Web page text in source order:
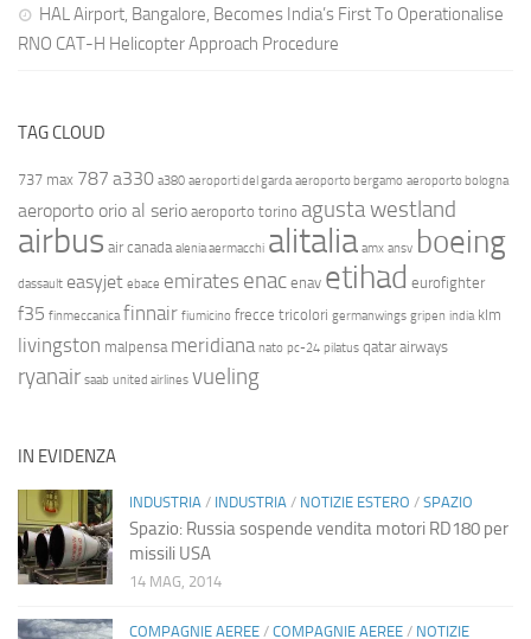
HAL Airport, Bangalore, Becomes India’s First To Operationalise
RNO CAT-H Helicopter Approach Procedure
TAG CLOUD
737 max 787 a330 a380 aeroporti del garda aeroporto bergamo aeroporto bologna
aeroporto orio al serio aeroporto torino agusta westland
airbus air canada alenia aermacchi alitalia amx ansv boeing
dassault easyjet ebace emirates enac enav etihad eurofighter
f35 finmeccanica finnair fiumicino frecce tricolori germanwings gripen india klm
livingston malpensa meridiana nato pc-24 pilatus qatar airways
ryanair saab united airlines vueling
IN EVIDENZA
INDUSTRIA / INDUSTRIA / NOTIZIE ESTERO / SPAZIO
Spazio: Russia sospende vendita motori RD180 per
missili USA
14 MAG, 2014
COMPAGNIE AEREE / COMPAGNIE AEREE / NOTIZIE